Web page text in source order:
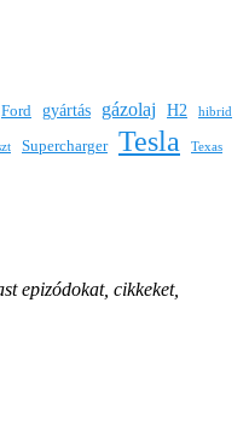
Ford gyártás gázolaj H2 hibrid
Supercharger Tesla Texas
epizódokat, cikkeket,